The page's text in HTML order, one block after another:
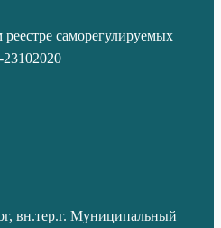
саморегулируемых
вн.тер.г. Муниципальный